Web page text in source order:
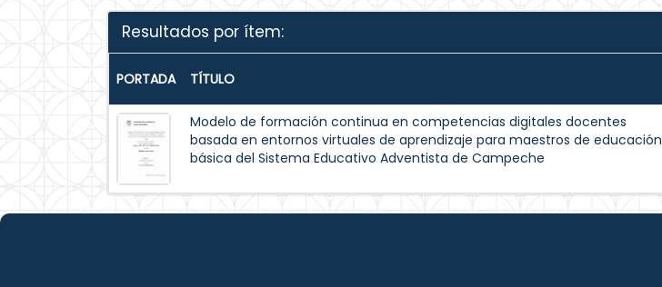
Resultados por ítem:
PORTADA TÍTULO
Modelo de formación continua en competencias digitales docentes
basada en entornos virtuales de aprendizaje para maestros de educación
básica del Sistema Educativo Adventista de Campeche